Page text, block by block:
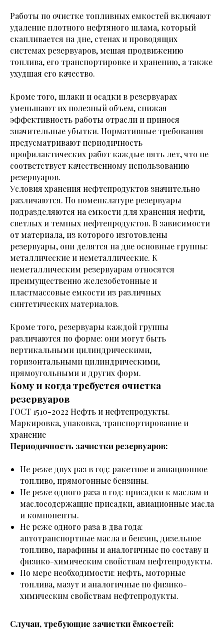
Работы по очистке топливных емкостей включают
удаление плотного нефтяного шлама, который
скапливается на дне, стенах и проводящих
системах резервуаров, мешая продвижению
топлива, его транспортировке и хранению, а также
ухудшая его качество.
Кроме того, шлаки и осадки в резервуарах
уменьшают их полезный объем, снижая
эффективность работы отрасли и принося
значительные убытки. Нормативные требования
предусматривают периодичность
профилактических работ каждые пять лет, что не
соответствует качественному использованию
резервуаров.
Условия хранения нефтепродуктов значительно
различаются. По номенклатуре резервуары
подразделяются на емкости для хранения нефти,
светлых и темных нефтепродуктов. В зависимости
от материала, из которого изготовлены
резервуары, они делятся на две основные группы:
металлические и неметаллические. К
неметаллическим резервуарам относятся
преимущественно железобетонные и
пластмассовые емкости из различных
синтетических материалов.
Кроме того, резервуары каждой группы
различаются по форме: они могут быть
вертикальными цилиндрическими,
горизонтальными цилиндрическими,
прямоугольными и других форм.
Кому и когда требуется очистка
резервуаров
ГОСТ 1510-2022 Нефть и нефтепродукты.
Маркировка, упаковка, транспортирование и
хранение
Периодичность зачистки резервуаров:
Не реже двух раз в год: ракетное и авиационное
топливо, прямогонные бензины.
Не реже одного раза в год: присадки к маслам и
маслосодержащие присадки, авиационные масла
и компоненты.
Не реже одного раза в два года:
автотранспортные масла и бензин, дизельное
топливо, парафины и аналогичные по составу и
физико-химическим свойствам нефтепродукты.
По мере необходимости: нефть, моторные
топлива, мазут и аналогичные по физико-
химическим свойствам нефтепродукты.
Случаи, требующие зачистки ёмкостей: